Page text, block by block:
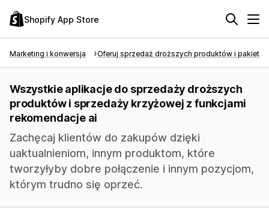
Shopify App Store
Marketing i konwersja Oferuj sprzedaż droższych produktów i
Wszystkie aplikacje do sprzedaży droższych
produktów i sprzedaży krzyżowej z funkcjami
rekomendacje ai
Zachęcaj klientów do zakupów dzięki
uaktualnieniom, innym produktom, które
tworzyłyby dobre połączenie i innym pozycjom,
którym trudno się oprzeć.